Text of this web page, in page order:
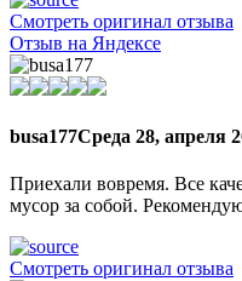
Смотреть оригинал отзыва
Отзыв на Яндексе
busa177Среда 28, апреля
Приехали вовремя. Все
мусор за собой.
Смотреть оригинал отзыва